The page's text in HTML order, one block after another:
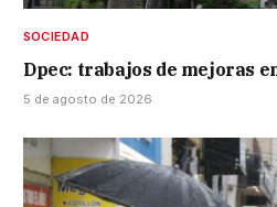
SOCIEDAD
Dpec: trabajos de mejoras
5 de agosto de 2026